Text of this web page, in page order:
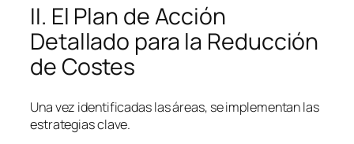
II. El Plan de Acción
Detallado para la Reducción
de Costes
Una vez identificadas las áreas, se implementan las
estrategias clave.